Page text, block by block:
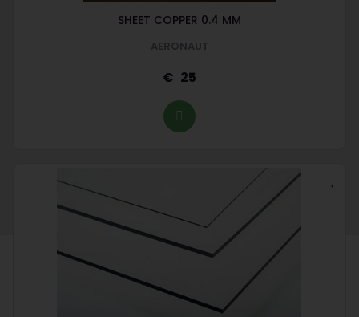
SHEET COPPER 0.4 MM
AERONAUT
25